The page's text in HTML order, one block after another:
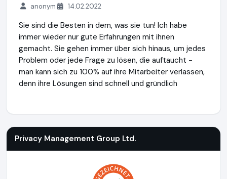
anonym 14.02.2022
Sie sind die Besten in dem, was sie tun! Ich habe
immer wieder nur gute Erfahrungen mit ihnen
gemacht. Sie gehen immer über sich hinaus, um jedes
Problem oder jede Frage zu lösen, die auftaucht -
man kann sich zu 100% auf ihre Mitarbeiter verlassen,
denn ihre Lösungen sind schnell und gründlich
Privacy Management Group Ltd.